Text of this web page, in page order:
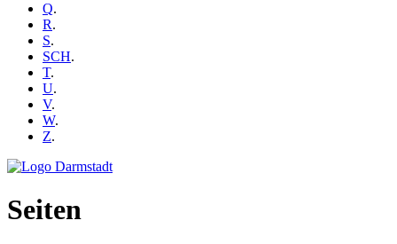
Q.
R.
S.
SCH.
T.
U.
V.
W.
Z.
Seiten